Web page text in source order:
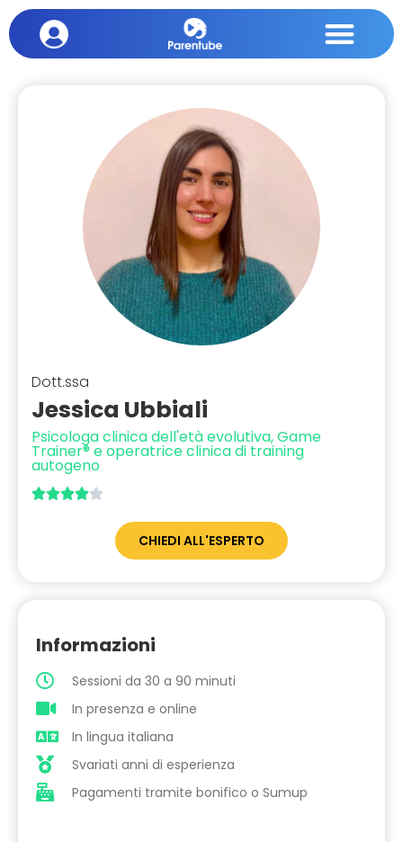
Dott.ssa
Jessica Ubbiali
Psicologa clinica dell'età evolutiva, Game
Trainer® e operatrice clinica di training
autogeno

CHIEDI ALL'ESPERTO
Informazioni
Sessioni da 30 a 90 minuti
In presenza e online
In lingua italiana
Svariati anni di esperienza
Pagamenti tramite bonifico o Sumup